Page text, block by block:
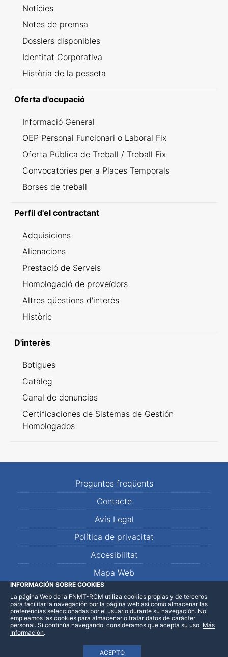
Notícies
Notes de premsa
Dossiers disponibles
Identitat Corporativa
Història de la pesseta
Oferta d'ocupació
Informació General
OEP Personal Funcionari o Laboral Fix
Oferta Pública de Treball / Treball Fix
Convocatóries per a Places Temporals
Borses de treball
Perfil d'el contractant
Adquisicions
Alienacions
Prestació de Serveis
Homologació de proveïdors
Altres qüestions d'interès
Històric
D'interès
Botigues
Catàleg
Canal de denuncias
Certificaciones de Sistemas de Gestión
Homologados
Preguntes freqüents
Contacte
Avís Legal
Política de privacitat
Accesibilitat
Mapa Web
LinkedInFacebookWhatsApp
INFORMACIÓN SOBRE COOKIES
La página Web de la FNMT-RCM utiliza cookies propias y de terceros
para facilitar la navegación por la página web así como almacenar las
preferencias seleccionadas por el usuario durante su navegación. No
empleamos las cookies para almacenar o tratar datos de carácter
personal. Si continúa navegando, consideramos que acepta su uso
ACEPTO
.Más
Información.